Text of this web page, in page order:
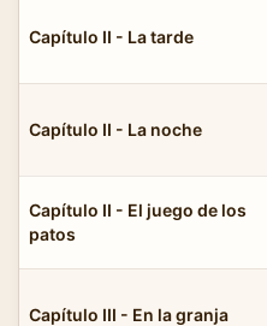
Capítulo II - La tarde
Capítulo II - La noche
Capítulo II - El juego de los
patos
Capítulo III - En la granja